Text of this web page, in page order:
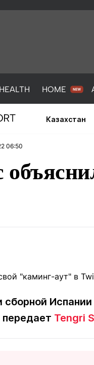
HEALTH HOME
Казахстан
чемпионов
06:50
Tengri